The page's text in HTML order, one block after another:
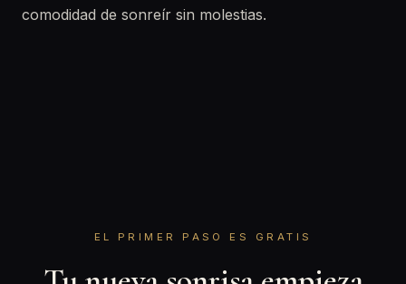
comodidad de sonreír sin molestias.
EL PRIMER PASO ES GRATIS